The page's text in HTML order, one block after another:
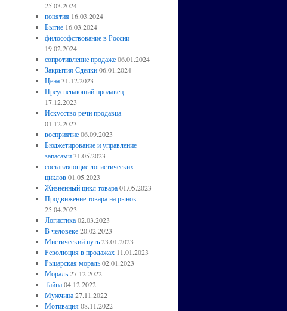
25.03.2024
понятия 16.03.2024
Бытие 16.03.2024
философствование в России
19.02.2024
сопротивление продаже 06.01.2024
Закрытия Сделки 06.01.2024
Цена 31.12.2023
Преуспевающий продавец
17.12.2023
Искусство речи продавца
01.12.2023
восприятие 06.09.2023
Бюджетирование и управление
запасами 31.05.2023
составляющие логистических
циклов 01.05.2023
Жизненный цикл товара 01.05.2023
Продвижение товара на рынок
25.04.2023
Логистика 02.03.2023
В человеке 20.02.2023
Мистический путь 23.01.2023
Революция в продажах 11.01.2023
Рыцарская мораль 02.01.2023
Мораль 27.12.2022
Тайна 04.12.2022
Мужчина 27.11.2022
Мотивация 08.11.2022